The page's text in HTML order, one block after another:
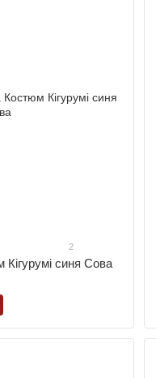
2
синя Сова